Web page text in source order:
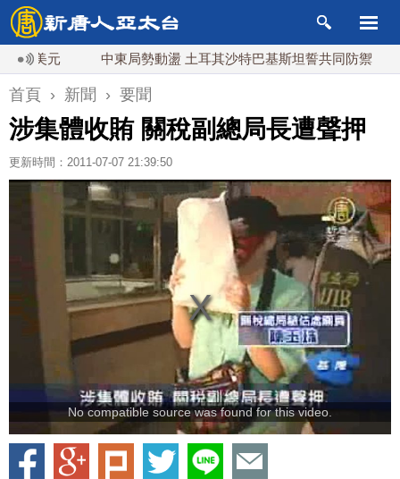
元 中東局勢動盪 土耳其沙特巴基斯坦誓共同防禦 漢
首頁 › 新聞 › 要聞
涉集體收賄 關稅副總局長遭聲押
更新時間：2011-07-07 21:39:50
No compatible source was found for this video.